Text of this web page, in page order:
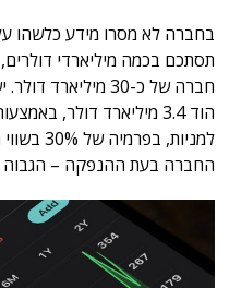
בחברה לא מסרו מידע כלשהו
תסתכם בכמה מיליארדי
חברה של כ-30
הוד 3.4 מיליארד דולר,
למניות,
החברה בעת ההנפקה – הגבוה